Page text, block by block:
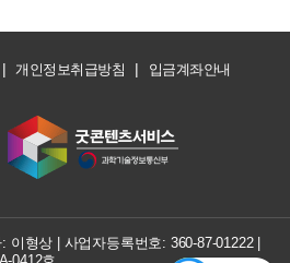
| 개인정보취급방침 | 입금계좌안내
이형상 | 사업자등록번호: 360-87-01222|